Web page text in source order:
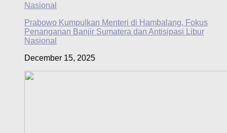
Nasional
Prabowo Kumpulkan Menteri di Hambalang, Fokus
Penanganan Banjir Sumatera dan Antisipasi Libur
Nasional
December 15, 2025